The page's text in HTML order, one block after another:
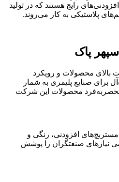
رایج هستند که در تولید
پلاستیکی به کار می‌روند.
پاک
بالای محصولات و رویکرد
برای صنایع پلیمری به شمار
محصولات این شرکت
افزودنی، رنگی و
نیازهای صنعتگران را پوشش